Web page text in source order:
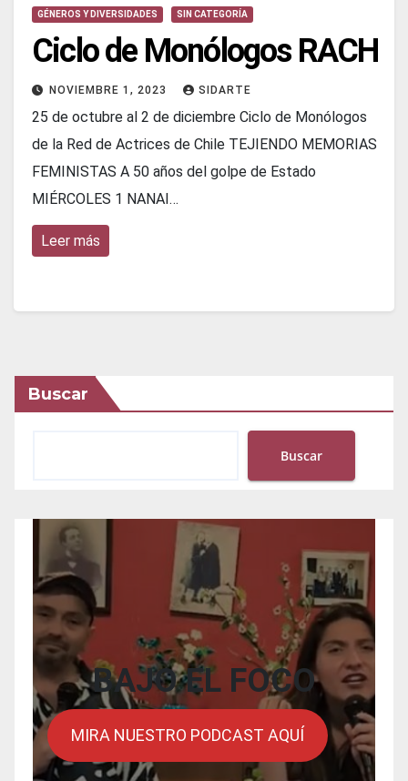
GÉNEROS Y DIVERSIDADES SIN CATEGORÍA
Ciclo de Monólogos RACH
NOVIEMBRE 1, 2023 SIDARTE
25 de octubre al 2 de diciembre Ciclo de Monólogos
de la Red de Actrices de Chile TEJIENDO MEMORIAS
FEMINISTAS A 50 años del golpe de Estado
MIÉRCOLES 1 NANAI…
Leer más
Buscar
Buscar
BAJO EL FOCO
MIRA NUESTRO PODCAST AQUÍ